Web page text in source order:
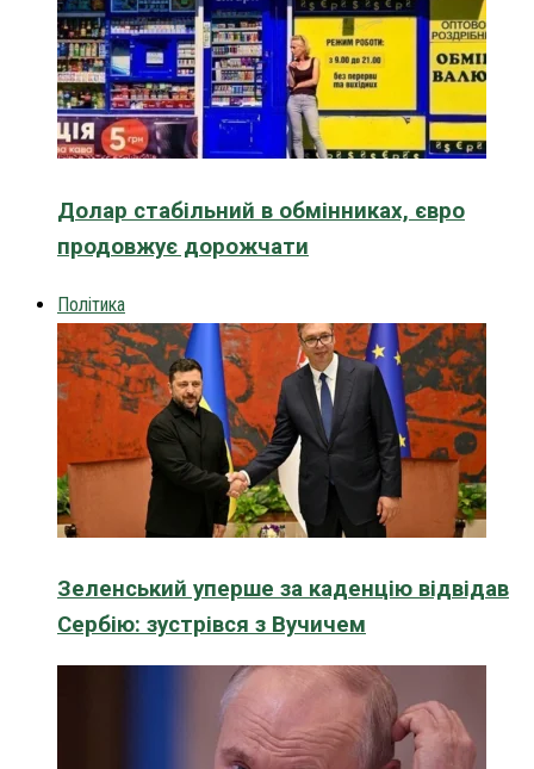
Долар стабільний в обмінниках, євро
продовжує дорожчати
Політика
Зеленський уперше за каденцію відвідав
Сербію: зустрівся з Вучичем